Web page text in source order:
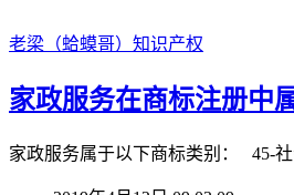
老梁（蛤蟆哥） 知识产权
家政服务在商标注册中
家政服务属于以下商标类别： 45-社